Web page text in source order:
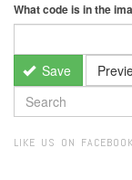
What code is in the
Save
SEARCH
FORM
LIKE US ON FACEBOOK